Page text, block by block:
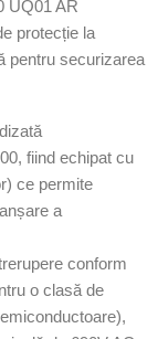
UQ01 AR
protecție la
pentru securizarea
fiind echipat cu
ce permite
a
conform
o clasă de